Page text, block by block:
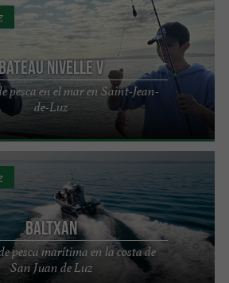
Nivelle V
pesca en el mar en Saint-Jean-
de-Luz
Baltxan
pesca marítima en la costa de
San Juan de Luz